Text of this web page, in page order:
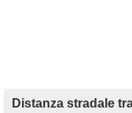
Distanza stradale